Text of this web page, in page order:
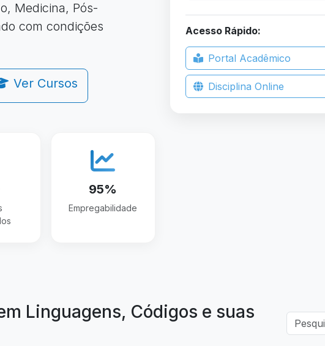
Medicina, Pós-
com condições
Ver Cursos
95%
Empregabilidade
Acesso Rápido:
Portal Acadêmico
Disciplina Online
Linguagens, Códigos e suas